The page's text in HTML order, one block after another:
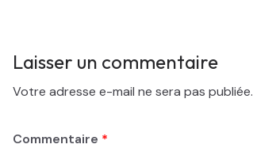
Laisser un commentaire
Votre adresse e-mail ne sera pas publiée.
Commentaire *